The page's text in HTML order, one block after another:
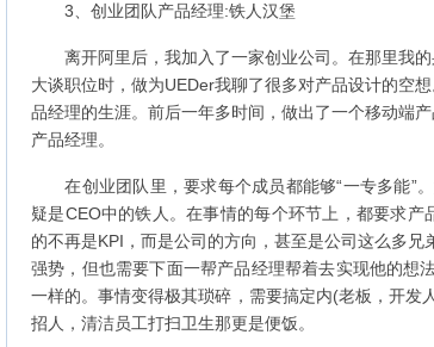
3、创业团队产品经理:铁人汉堡
离开阿里后，我加入了一家创业公司。在那里我的
大谈职位时，做为UEDer我聊了很多对产品设计的空
品经理的生涯。前后一年多时间，做出了一个移动端
产品经理。
在创业团队里，要求每个成员都能够“一专多能”
疑是CEO中的铁人。在事情的每个环节上，都要求
的不再是KPI，而是公司的方向，甚至是公司这么多
强势，但也需要下面一帮产品经理帮着去实现他的想
一样的。事情变得极其琐碎，需要搞定内(老板，开
招人，清洁员工打扫卫生那更是便饭。